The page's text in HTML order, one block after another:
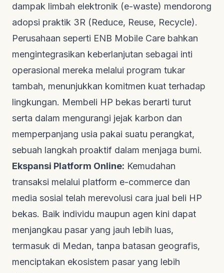
dampak limbah elektronik (e-waste) mendorong
adopsi praktik 3R (Reduce, Reuse, Recycle).
Perusahaan seperti ENB Mobile Care bahkan
mengintegrasikan keberlanjutan sebagai inti
operasional mereka melalui program tukar
tambah, menunjukkan komitmen kuat terhadap
lingkungan. Membeli HP bekas berarti turut
serta dalam mengurangi jejak karbon dan
memperpanjang usia pakai suatu perangkat,
sebuah langkah proaktif dalam menjaga bumi.
Ekspansi Platform Online: Kemudahan
transaksi melalui platform e-commerce dan
media sosial telah merevolusi cara jual beli HP
bekas. Baik individu maupun agen kini dapat
menjangkau pasar yang jauh lebih luas,
termasuk di Medan, tanpa batasan geografis,
menciptakan ekosistem pasar yang lebih